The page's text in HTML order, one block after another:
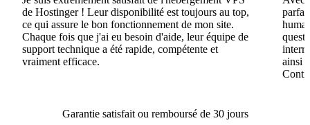
de Hostinger ! Leur disponibilité est toujours au top,
ce qui assure le bon fonctionnement de mon site.
Chaque fois que j'ai eu besoin d'aide, leur équipe de
support technique a été rapide, compétente et
vraiment efficace.
ainsi
Garantie satisfait ou remboursé de 30 jours